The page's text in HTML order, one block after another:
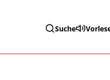
Suche